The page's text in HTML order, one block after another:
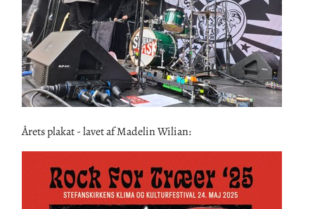
Årets plakat - lavet af Madelin Wilian: